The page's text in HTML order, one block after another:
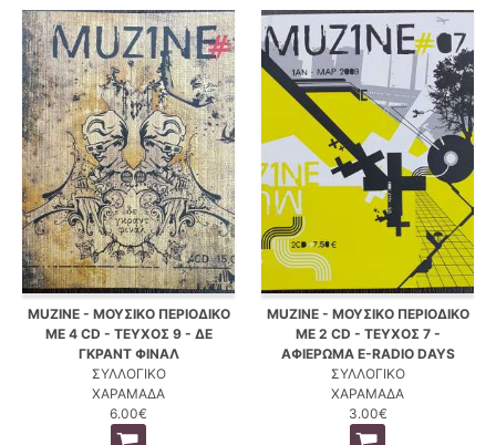
MUZINE - ΜΟΥΣΙΚΟ ΠΕΡΙΟΔΙΚΟ
ΜΕ 4 CD - ΤΕΥΧΟΣ 9 - ΔΕ
ΓΚΡΑΝΤ ΦΙΝΑΛ
ΣΥΛΛΟΓΙΚΟ
ΧΑΡΑΜΑΔΑ
6.00€
MUZINE - ΜΟΥΣΙΚΟ ΠΕΡΙΟΔΙΚΟ
ΜΕ 2 CD - ΤΕΥΧΟΣ 7 -
ΑΦΙΕΡΩΜΑ E-RADIO DAYS
ΣΥΛΛΟΓΙΚΟ
ΧΑΡΑΜΑΔΑ
3.00€